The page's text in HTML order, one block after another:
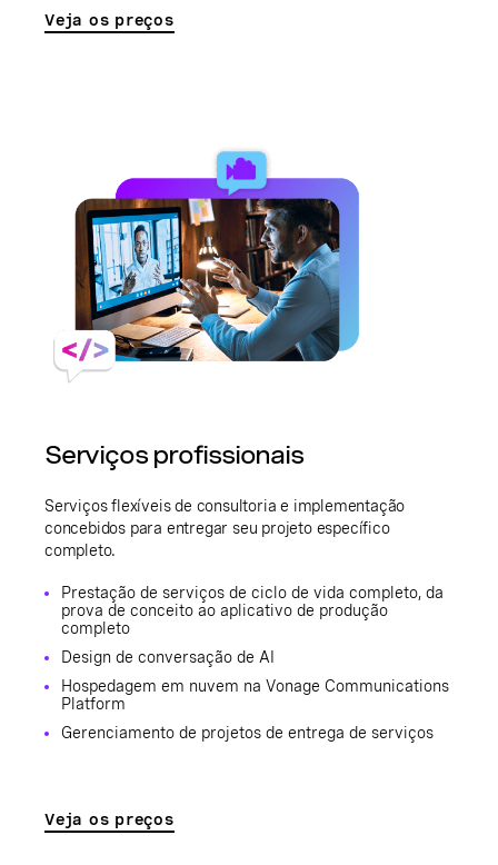
Veja os preços
Serviços profissionais
Serviços flexíveis de consultoria e implementação
concebidos para entregar seu projeto específico
completo.
Prestação de serviços de ciclo de vida completo, da
prova de conceito ao aplicativo de produção
completo
Design de conversação de AI
Hospedagem em nuvem na Vonage Communications
Platform
Gerenciamento de projetos de entrega de serviços
Veja os preços